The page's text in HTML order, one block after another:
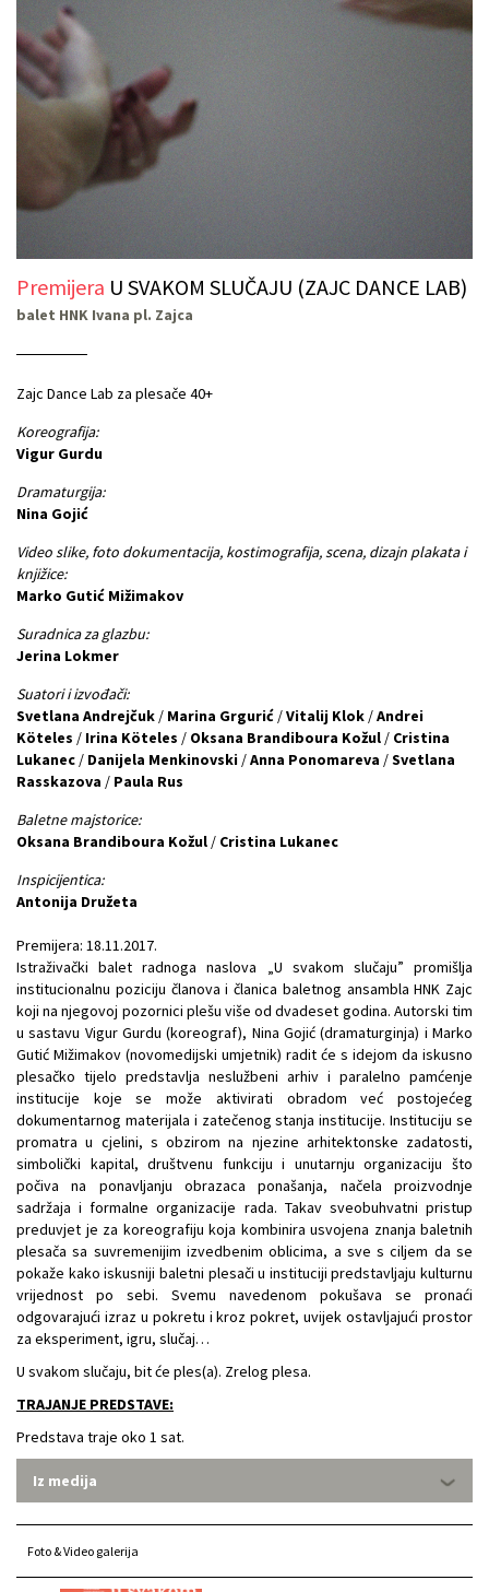
Premijera U SVAKOM SLUČAJU (ZAJC DANCE LAB)
balet HNK Ivana pl. Zajca
Zajc Dance Lab za plesače 40+
Koreografija:
Vigur Gurdu
Dramaturgija:
Nina Gojić
Video slike, foto dokumentacija, kostimografija, scena, dizajn plakata i
knjižice:
Marko Gutić Mižimakov
Suradnica za glazbu:
Jerina Lokmer
Suatori i izvođači:
Svetlana Andrejčuk / Marina Grgurić /Vitalij Klok /Andrei
Köteles / Irina Köteles / Oksana Brandiboura Kožul / Cristina
Lukanec / Danijela Menkinovski /Anna Ponomareva /Svetlana
Rasskazova / Paula Rus
Baletne majstorice:
Oksana Brandiboura Kožul / Cristina Lukanec
Inspicijentica:
Antonija Družeta
Premijera: 18.11.2017.
Istraživački balet radnoga naslova „U svakom slučaju” promišlja
institucionalnu poziciju članova i članica baletnog ansambla HNK Zajc
koji na njegovoj pozornici plešu više od dvadeset godina. Autorski tim
u sastavu Vigur Gurdu (koreograf), Nina Gojić (dramaturginja) i Marko
Gutić Mižimakov (novomedijski umjetnik) radit će s idejom da iskusno
plesačko tijelo predstavlja neslužbeni arhiv i paralelno pamćenje
institucije koje se može aktivirati obradom već postojećeg
dokumentarnog materijala i zatečenog stanja institucije. Instituciju se
promatra u cjelini, s obzirom na njezine arhitektonske zadatosti,
simbolički kapital, društvenu funkciju i unutarnju organizaciju što
počiva na ponavljanju obrazaca ponašanja, načela proizvodnje
sadržaja i formalne organizacije rada. Takav sveobuhvatni pristup
preduvjet je za koreografiju koja kombinira usvojena znanja baletnih
plesača sa suvremenijim izvedbenim oblicima, a sve s ciljem da se
pokaže kako iskusniji baletni plesači u instituciji predstavljaju kulturnu
vrijednost po sebi. Svemu navedenom pokušava se pronaći
odgovarajući izraz u pokretu i kroz pokret, uvijek ostavljajući prostor
za eksperiment, igru, slučaj…
U svakom slučaju, bit će ples(a). Zrelog plesa.
TRAJANJE PREDSTAVE:
Predstava traje oko 1 sat.
Iz medija
Foto & Video galerija